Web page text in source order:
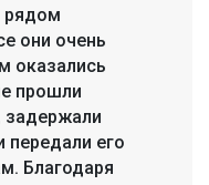
рядом
они очень
оказались
прошли
задержали
его
Благодаря